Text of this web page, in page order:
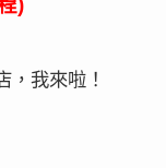
)
我來啦！